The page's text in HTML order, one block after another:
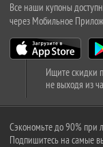
Все наши купоны
через Мобильное
Ищите скидки
не выходя из
Сэкономьте до 90% при
Подпишитесь на самые